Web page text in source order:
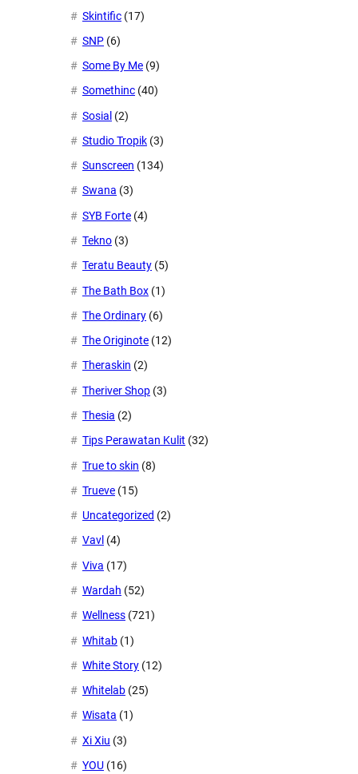
Skintific (17)
SNP (6)
Some By Me (9)
Somethinc (40)
Sosial (2)
Studio Tropik (3)
Sunscreen (134)
Swana (3)
SYB Forte (4)
Tekno (3)
Teratu Beauty (5)
The Bath Box (1)
The Ordinary (6)
The Originote (12)
Theraskin (2)
Theriver Shop (3)
Thesia (2)
Tips Perawatan Kulit (32)
True to skin (8)
Trueve (15)
Uncategorized (2)
Vavl (4)
Viva (17)
Wardah (52)
Wellness (721)
Whitab (1)
White Story (12)
Whitelab (25)
Wisata (1)
Xi Xiu (3)
YOU (16)